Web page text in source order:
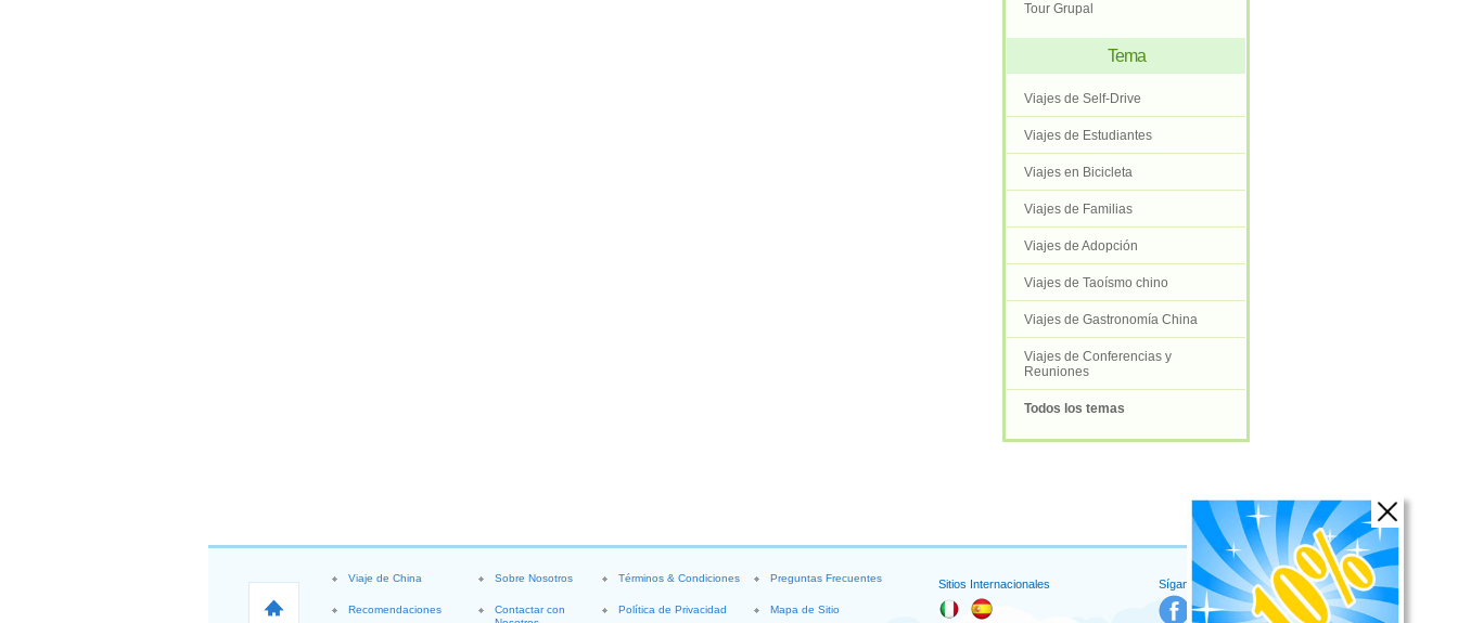
Tour Grupal
Tema
Viajes de Self-Drive
Viajes de Estudiantes
Viajes en Bicicleta
Viajes de Familias
Viajes de Adopción
Viajes de Taoísmo chino
Viajes de Gastronomía China
Viajes de Conferencias y
Reuniones
Todos los temas
Síganos en
Viaje de China
Recomendaciones
Sobre Nosotros
Contactar con
Términos & Condiciones
Política de Privacidad
Preguntas Frecuentes
Mapa de Sitio
Sitios Internacionales